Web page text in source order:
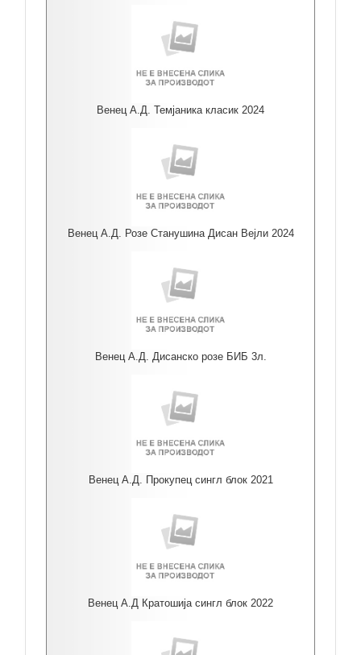
Венец А.Д. Темјаника класик 2024
Венец А.Д. Розе Станушина Дисан Вејли 2024
Венец А.Д. Дисанско розе БИБ 3л.
Венец А.Д. Прокупец сингл блок 2021
Венец А.Д Кратошија сингл блок 2022